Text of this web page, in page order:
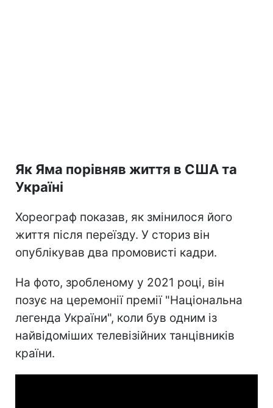
Як Яма порівняв життя в США та
Україні
Хореограф показав, як змінилося його
життя після переїзду. У сториз він
опублікував два промовисті кадри.
На фото, зробленому у 2021 році, він
позує на церемонії премії "Національна
легенда України", коли був одним із
найвідоміших телевізійних танцівників
країни.